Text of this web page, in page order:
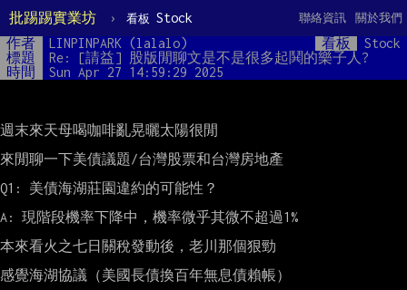
批踢踢實業坊 › 看板 Stock 關於我們
聯絡資訊
作者 LINPINPARK (lalalo) 看板
Stock
標題
Re: [請益] 股版閒聊文是不是很多起鬨的樂子人?
時間
Sun Apr 27 14:59:29 2025
週末來天母喝咖啡亂晃曬太陽很閒
來閒聊一下美債議題/台灣股票和台灣房地產
Q1: 美債海湖莊園違約的可能性？
A: 現階段機率下降中，機率微乎其微不超過1%
本來看火之七日關稅發動後，老川那個狠勁
感覺海湖協議（美國長債換百年無息債賴帳）